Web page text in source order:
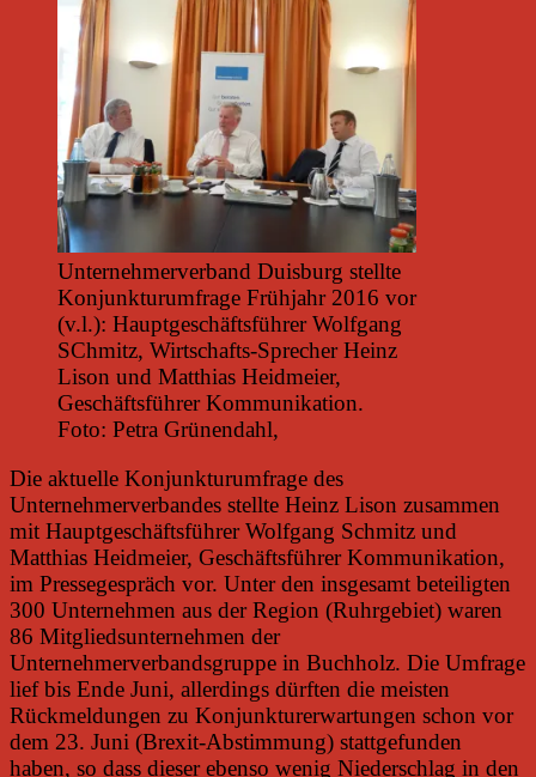
Unternehmerverband Duisburg stellte
Konjunkturumfrage Frühjahr 2016 vor
(v.l.): Hauptgeschäftsführer Wolfgang
SChmitz, Wirtschafts-Sprecher Heinz
Lison und Matthias Heidmeier,
Geschäftsführer Kommunikation.
Foto: Petra Grünendahl,
Die aktuelle Konjunkturumfrage des
Unternehmerverbandes stellte Heinz Lison zusammen
mit Hauptgeschäftsführer Wolfgang Schmitz und
Matthias Heidmeier, Geschäftsführer Kommunikation,
im Pressegespräch vor. Unter den insgesamt beteiligten
300 Unternehmen aus der Region (Ruhrgebiet) waren
86 Mitgliedsunternehmen der
Unternehmerverbandsgruppe in Buchholz. Die Umfrage
lief bis Ende Juni, allerdings dürften die meisten
Rückmeldungen zu Konjunkturerwartungen schon vor
dem 23. Juni (Brexit-Abstimmung) stattgefunden
haben, so dass dieser ebenso wenig Niederschlag in den